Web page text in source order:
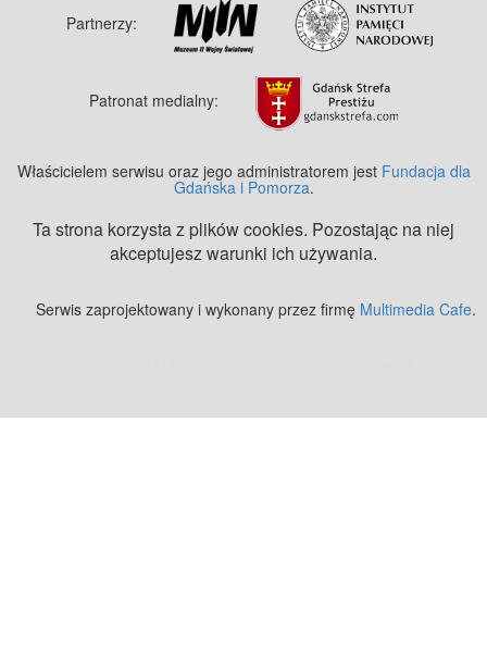
Partnerzy:
Patronat medialny:
Właścicielem serwisu oraz jego administratorem jest Fundacja dla
Gdańska i Pomorza.
Ta strona korzysta z plików cookies. Pozostając na niej
akceptujesz warunki ich używania.
Serwis zaprojektowany i wykonany przez firmę Multimedia Cafe.